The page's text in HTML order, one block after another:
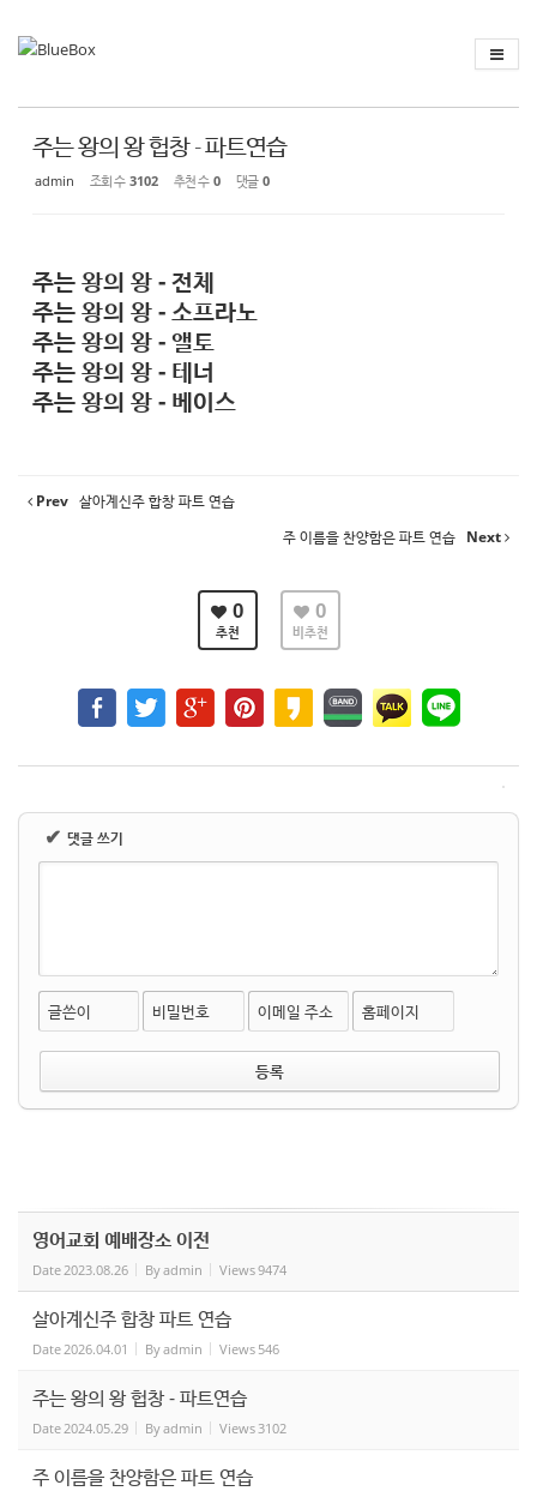
주는 왕의 왕 헙창 - 파트연습
admin 조회 수 3102 추천 수 0 댓글 0
주는 왕의 왕 - 전체
주는 왕의 왕 - 소프라노
주는 왕의 왕 - 앨토
주는 왕의 왕 - 테너
주는 왕의 왕 - 베이스
Prev 살아계신주 합창 파트 연습
주 이름을 찬양함은 파트 연습 Next
0
추천
0
비추천
✔ 댓글 쓰기
글쓴이 비밀번호 이메일 주소 홈페이지
영어교회 예배장소 이전
Date2023.08.26 Byadmin Views9474
살아계신주 합창 파트 연습
Date2026.04.01 Byadmin Views 546
주는 왕의 왕 헙창 - 파트연습
Date2024.05.29 Byadmin Views3102
주 이름을 찬양함은 파트 연습
스케치북5
스케치북5